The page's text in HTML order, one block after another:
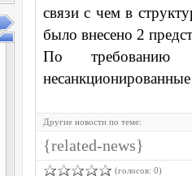
связи с чем в
было внесено 2
По требованию
Другие новости по теме:
{related-news}
(голосов: 0)